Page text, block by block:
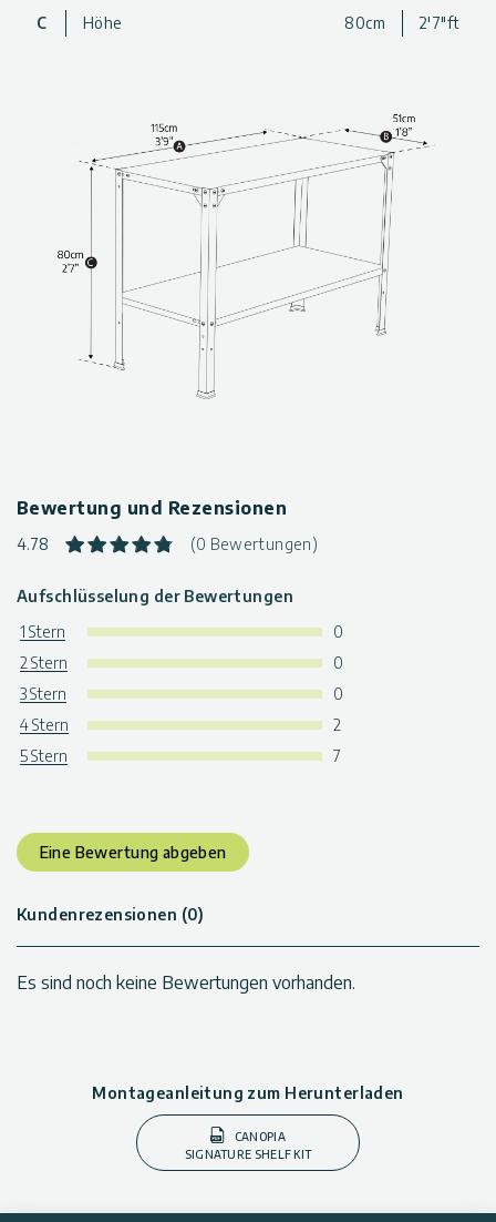
um als Arbeitsplatz verwendet zu werden Jedes Regal kann bis
zu 75 kg tragen Schnelle und einfache Montage.
Each shelf can hold up to75kg
Obere Ablage kann umgedreht als Bodenschale positioniert
shelf’s height can be adjusted
Robust und langlebig
assembly
C Höhe 80cm 2'7"ft
Bewertung und Rezensionen
4.78 (0 Bewertungen)
Aufschlüsselung der Bewertungen
1 Stern
0
2 Stern
0
3 Stern
0
4 Stern
2
5 Stern
7
Eine Bewertung abgeben
Kundenrezensionen (0)
Es sind noch keine Bewertungen vorhanden.
Montageanleitung zum Herunterladen
CANOPIA
SIGNATURE SHELF KIT